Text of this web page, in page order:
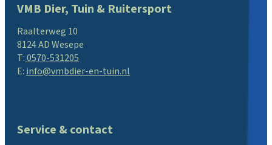
VMB Dier, Tuin & Ruitersport
Raalterweg 10
8124 AD Wesepe
T:0570-531205
E: info@vmbdier-en-tuin.nl
Service & contact